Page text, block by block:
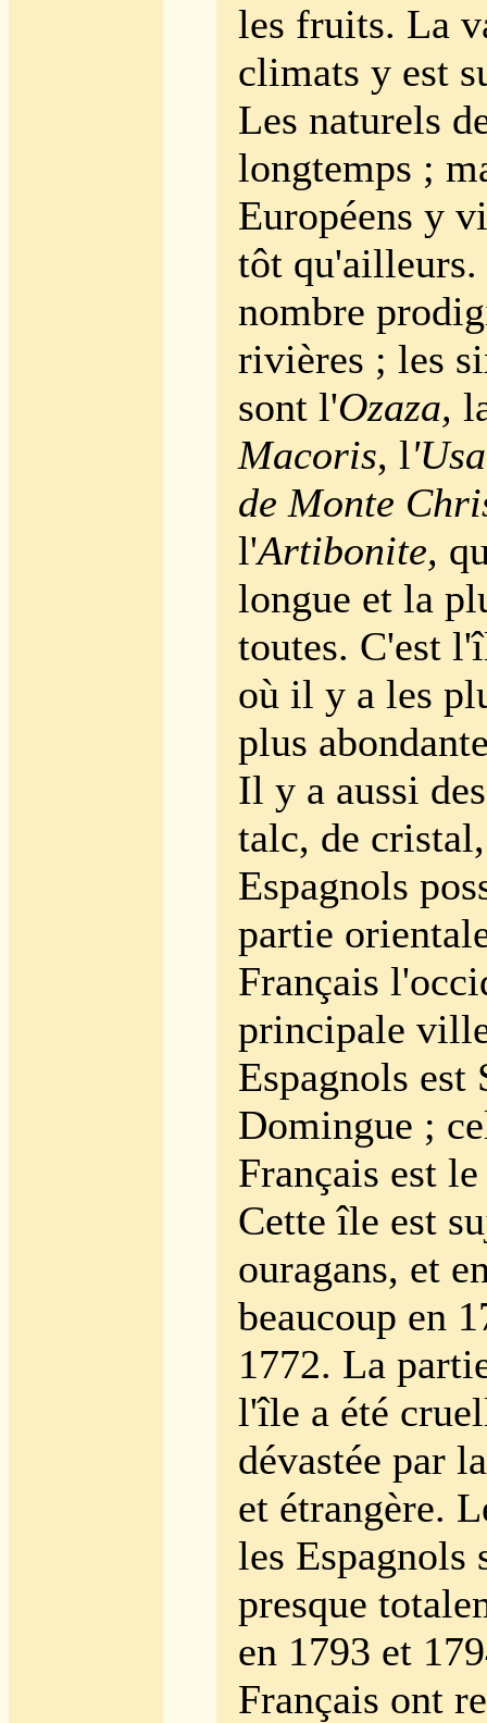
les fruits. La
climats y est
Les naturels
longtemps ;
Européens y
tôt
nombre
rivières ; les
sont l'Ozaza,
Macoris, l
de Monte
l'Artibonite,
longue et la
toutes. C'est
où il y a les
plus
Il y a aussi
talc, de
Espagnols
partie
Français
principale
Espagnols est
Domingue ;
Français est
Cette île est
ouragans, et
beaucoup en
1772. La
l'île a été
dévastée par
et étrangère.
les Espagnols
presque
en 1793 et
Français ont